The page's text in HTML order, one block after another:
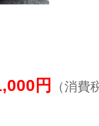
円 （消費